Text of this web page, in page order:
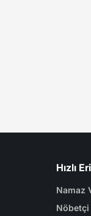
Hızlı
Namaz
Nöbetçi